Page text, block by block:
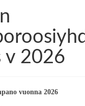
v 2026
vuonna 2026